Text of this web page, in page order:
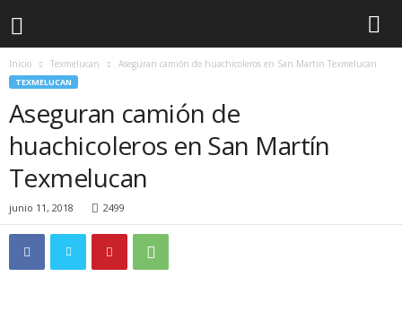
Inicio Texmelucan Aseguran camión de huachicoleros en San Martín Texmelucan
TEXMELUCAN
Aseguran camión de
huachicoleros en San Martín
Texmelucan
junio 11, 2018 2499